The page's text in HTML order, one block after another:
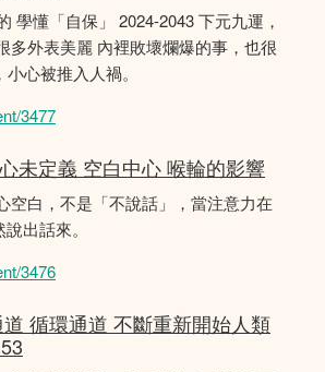
學懂「自保」 2024-2043 下元九運，
多外表美麗 內裡敗壞爛爆的事，也很
心被推入人禍。
3477
未定義 空白中心 喉輪的影響
空白，不是「不說話」，當注意力在
出話來。
3476
循環通道 不斷重新開始人類